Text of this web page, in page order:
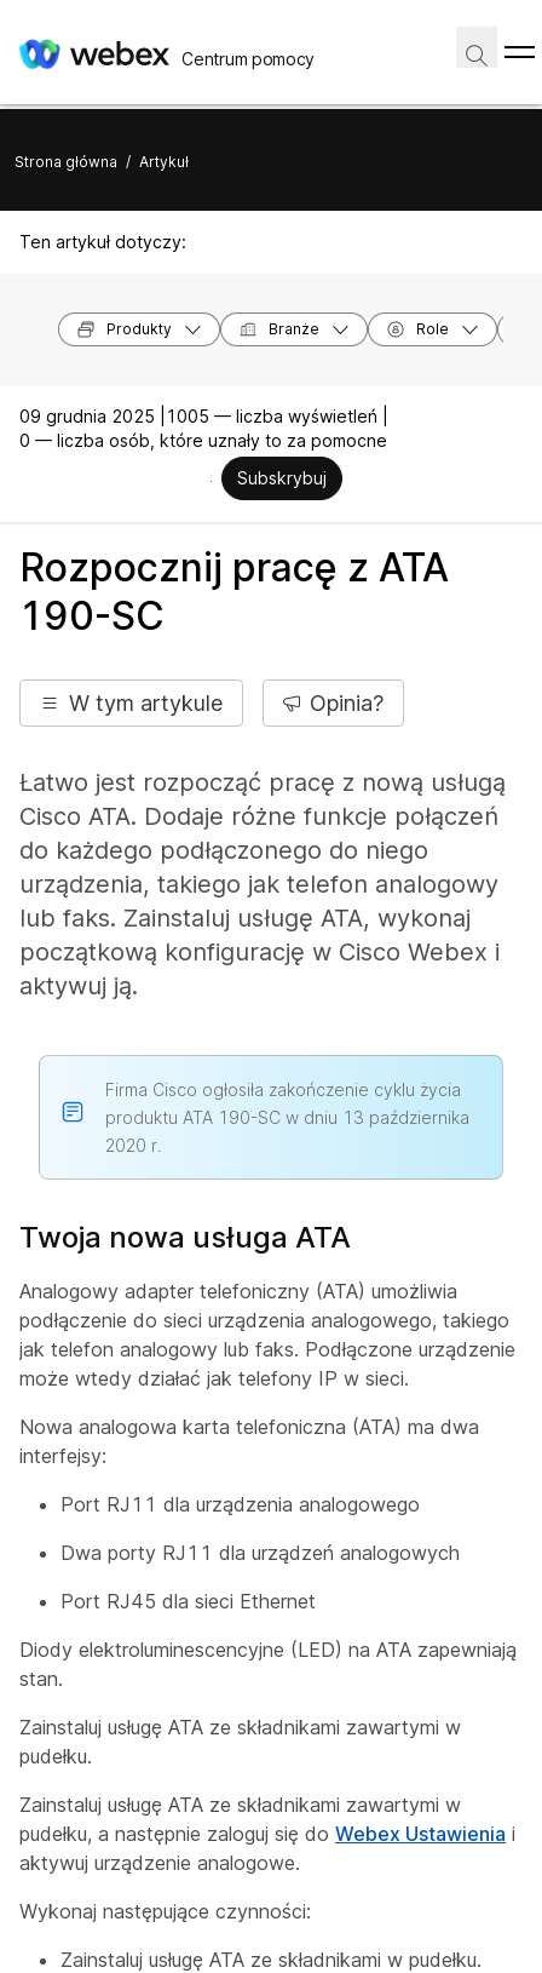
Centrum pomocy
Strona główna / Artykuł
Ten artykuł dotyczy:
Produkty Branże Role
09 grudnia 2025 |
1005 — liczba wyświetleń |
0 — liczba osób, które uznały to za pomocne
Subskrybuj
Rozpocznij pracę z ATA
190-SC
W tym artykule Opinia?
Łatwo jest rozpocząć pracę z nową usługą
Cisco ATA. Dodaje różne funkcje połączeń
do każdego podłączonego do niego
urządzenia, takiego jak telefon analogowy
lub faks. Zainstaluj usługę ATA, wykonaj
początkową konfigurację w Cisco Webex i
aktywuj ją.
Firma Cisco ogłosiła zakończenie cyklu życia
produktu ATA 190-SC w dniu 13 października
2020 r.
Twoja nowa usługa ATA
Analogowy adapter telefoniczny (ATA) umożliwia
podłączenie do sieci urządzenia analogowego, takiego
jak telefon analogowy lub faks. Podłączone urządzenie
może wtedy działać jak telefony IP w sieci.
Nowa analogowa karta telefoniczna (ATA) ma dwa
interfejsy:
Port RJ11 dla urządzenia analogowego
Dwa porty RJ11 dla urządzeń analogowych
Port RJ45 dla sieci Ethernet
Diody elektroluminescencyjne (LED) na ATA zapewniają
stan.
Zainstaluj usługę ATA ze składnikami zawartymi w
pudełku.
Zainstaluj usługę ATA ze składnikami zawartymi w
pudełku, a następnie zaloguj się do Webex Ustawienia i
aktywuj urządzenie analogowe.
Wykonaj następujące czynności:
Zainstaluj usługę ATA ze składnikami w pudełku.